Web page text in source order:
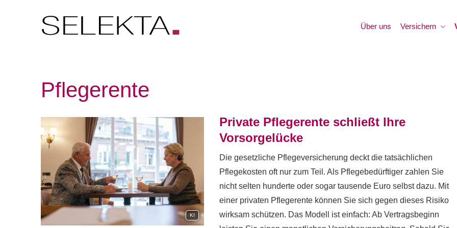
Über uns Versichern
Pfle­ge­ren­te
KI
Private Pfle­ge­ren­te schließt Ihre
Vorsorgelücke
Die gesetzliche Pflege­ver­si­che­rung deckt die tatsächlichen
Pflegekosten oft nur zum Teil. Als Pflegebedürftiger zahlen Sie
nicht selten hunderte oder sogar tausende Euro selbst dazu. Mit
einer privaten Pfle­ge­ren­te können Sie sich gegen dieses Risiko
wirksam schützen. Das Modell ist einfach: Ab Vertragsbeginn